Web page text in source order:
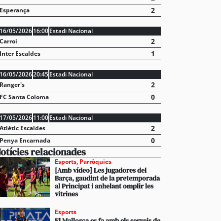
es fan forts davant una demanda
en un juliol que ja és històric
Esperança 2
16/05/2026 16:00 Estadi Nacional
Carroi
2
Inter Escaldes 1
16/05/202620:45 Estadi Nacional
Ranger's
2
FC Santa Coloma 0
17/05/2026 11:00 Estadi Nacional
Atlètic Escaldes
2
Penya Encarnada 0
relacionades
Esports, Parròquies
[Amb vídeo] Les jugadores del
Barça, gaudint de la pretemporada
al Principat i anhelant omplir les
vitrines
Esports